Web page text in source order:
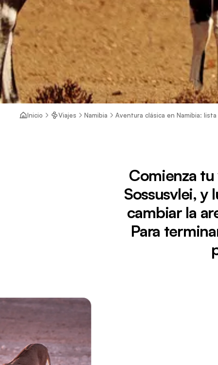
Inicio Viajes Namibia Aventura clásica en Namibia:
Comienza tu
Sossusvlei, y
cambiar la
Para